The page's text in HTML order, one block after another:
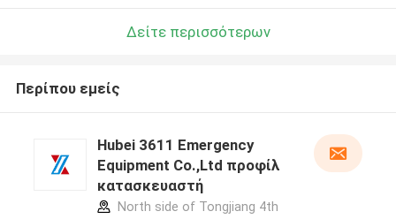
Δείτε περισσότερων
Περίπου εμείς
Hubei 3611 Emergency
Equipment Co.,Ltd προφίλ
κατασκευαστή
North side of Tongjiang 4th